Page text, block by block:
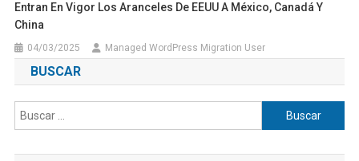
Entran En Vigor Los Aranceles De EEUU A México, Canadá Y
China
04/03/2025 Managed WordPress Migration User
BUSCAR
Buscar: